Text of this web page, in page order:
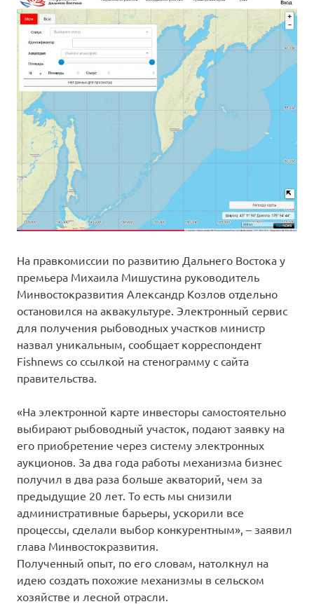
На правкомиссии по развитию Дальнего Востока у
премьера Михаила Мишустина руководитель
Минвостокразвития Александр Козлов отдельно
остановился на аквакультуре. Электронный сервис
для получения рыбоводных участков министр
назвал уникальным, сообщает корреспондент
Fishnews со ссылкой на стенограмму с сайта
правительства.
«На электронной карте инвесторы самостоятельно
выбирают рыбоводный участок, подают заявку на
его приобретение через систему электронных
аукционов. За два года работы механизма бизнес
получил в два раза больше акваторий, чем за
предыдущие 20 лет. То есть мы снизили
административные барьеры, ускорили все
процессы, сделали выбор конкурентным», – заявил
глава Минвостокразвития.
Полученный опыт, по его словам, натолкнул на
идею создать похожие механизмы в сельском
хозяйстве и лесной отрасли.